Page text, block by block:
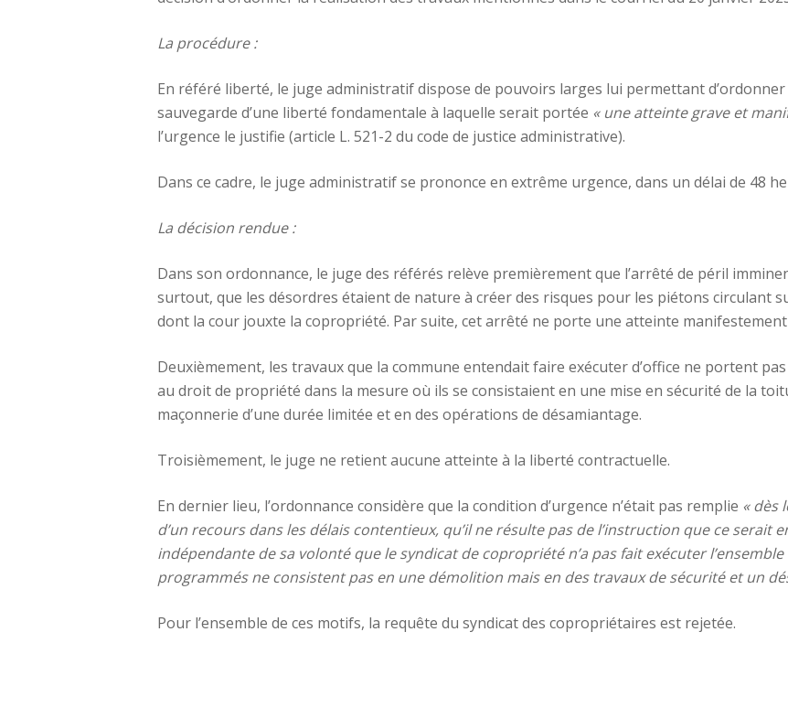
La procédure :
En référé liberté, le juge administratif dispose de pouvoirs larges lui permettant
sauvegarde d’une liberté fondamentale à laquelle serait portée « une atteinte grave et
l’urgence le justifie (article L. 521-2 du code de justice administrative).
Dans ce cadre, le juge administratif se prononce en extrême urgence, dans un délai de 48
La décision rendue :
Dans son ordonnance, le juge des référés relève premièrement que l’arrêté de péril
surtout, que les désordres étaient de nature à créer des risques pour les piétons circulant
dont la cour jouxte la copropriété. Par suite, cet arrêté ne porte une atteinte
Deuxièmement, les travaux que la commune entendait faire exécuter d’office ne portent
au droit de propriété dans la mesure où ils se consistaient en une mise en sécurité de la
maçonnerie d’une durée limitée et en des opérations de désamiantage.
Troisièmement, le juge ne retient aucune atteinte à la liberté contractuelle.
En dernier lieu, l’ordonnance considère que la condition d’urgence n’était pas remplie « dès
d’un recours dans les délais contentieux, qu’il ne résulte pas de l’instruction que ce serait
indépendante de sa volonté que le syndicat de copropriété n’a pas fait exécuter
programmés ne consistent pas en une démolition mais en des travaux de sécurité et un
Pour l’ensemble de ces motifs, la requête du syndicat des copropriétaires est rejetée.